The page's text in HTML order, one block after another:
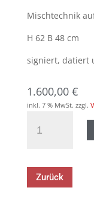
Mischtechnik
H 62 B 48 cm
signiert, datiert
1.600,00 €
inkl. 7 % MwSt. zzgl.
Klaus
1987
Menge
Zurück